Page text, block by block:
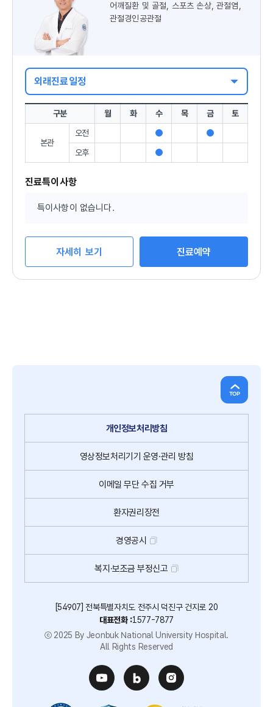
어깨질환 및 골절, 스포츠 손상, 관절염,
관절경인공관절
외래진료일정
구분 월 화 수 목 금 토
본관
오전
진
료
가
진
가
오후
진
진료특이사항
특이사항이 없습니다.
자세히 보기 진료예약
개인정보처리방침
영상정보처리기기 운영·관리 방침
이메일 무단수집 거부
환자권리장전
경영공시
복지·보조금 부정신고
[54907] 전북특별자치도 전주시 덕진구 건지로 20
대표전화 :1577-7877
ⓒ 2025 By Jeonbuk National University Hospital.
All Rights Reserved